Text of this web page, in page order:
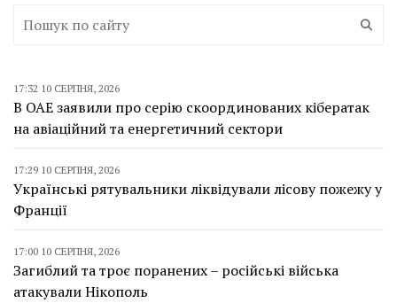
17:32 10 СЕРПНЯ, 2026
В ОАЕ заявили про серію скоординованих кібератак
на авіаційний та енергетичний сектори
17:29 10 СЕРПНЯ, 2026
Українські рятувальники ліквідували лісову пожежу у
Франції
17:00 10 СЕРПНЯ, 2026
Загиблий та троє поранених – російські війська
атакували Нікополь